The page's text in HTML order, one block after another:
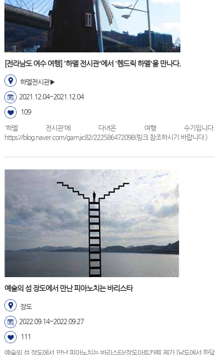
[전라남도 여수 여행] '하멜 전시관'에서 '헨드릭 하멜'을 만나다.
하멜전시관▶
2021.12.04~2021.12.04
109
'하멜 전시관'에 다녀온 여행 수기입니다.
https://blog.naver.com/gamjic82/222586472098(링크 참조하시기 바랍니다.)
예술의 섬 장도에서 만난 피아노치는 바리스타
장도
2022.09.14~2022.09.27
111
예술의 섬 장도에서 만난 피아노치는 바리스타/장도아트카페 제가 [남도에서 한달